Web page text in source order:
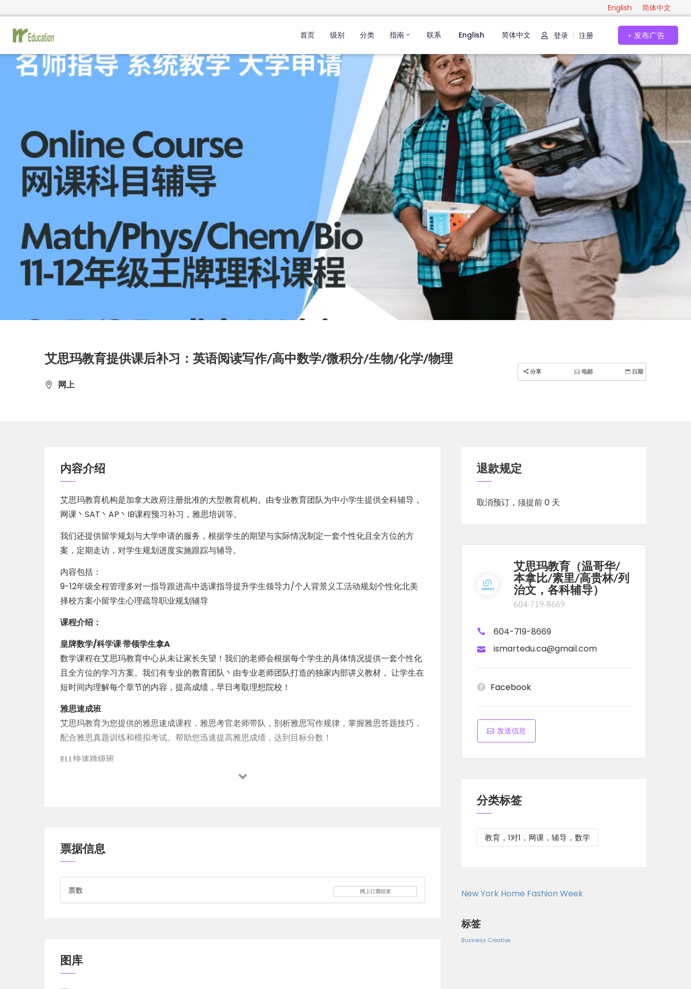
English 简体中文
首页 级别 分类 指南 联系 English 简体中文 登录 注册 发布广告
艾思玛教育提供课后补习：英语阅读写作/高中数学/微积分/生物/化学/物理
网上
分享 电邮 日期
内容介绍
艾思玛教育机构是加拿大政府注册批准的大型教育机构。由专业教育团队为中小学生提供全科辅导，
网课丶SAT丶AP丶IB课程预习补习，雅思培训等。
我们还提供留学规划与大学申请的服务，根据学生的期望与实际情况制定一套个性化且全方位的方
案，定期走访，对学生规划进度实施跟踪与辅导。
内容包括：
9-12年级全程管理多对一指导跟进高中选课指导提升学生领导力/个人背景义工活动规划个性化北美
择校方案小留学生心理疏导职业规划辅导
课程介绍：
皇牌数学/科学课 带领学生拿A
数学课程在艾思玛教育中心从未让家长失望！我们的老师会根据每个学生的具体情况提供一套个性化
且全方位的学习方案。我们有专业的教育团队丶由专业老师团队打造的独家内部讲义教材， 让学生在
短时间内理解每个章节的内容，提高成绩，早日考取理想院校！
雅思速成班
艾思玛教育为您提供的雅思速成课程，雅思考官老师带队，剖析雅思写作规律，掌握雅思答题技巧，
配合雅思真题训练和模拟考试。帮助您迅速提高雅思成绩，达到目标分数！
ELL快速跳级班
当地有经验的专业老师辅导，熟知ELL体系，配合专业的训练和讲解，帮助学生快速融入当地语言环
物理/化学/生物等AP/IB课程
艾思玛教育学院为您提供了专业的AP/IB课程，1对1精品班，帮助您强化知识，迅速提高学习能力，早
日实现名校梦想！
导。
服务地区：温哥华/本拿比/素里/列治文/高贵林/兰里 等地区
票据信息
票数 网上订票结束
图库
退款规定
取消预订，须提前 0 天
艾思玛教育（温哥华/
本拿比/素里/高贵林/列
治文，各科辅导）
604-719-8669
604-719-8669
ismartedu.ca@gmail.com
Facebook
发送信息
分类标签
教育，1对1，网课，辅导，数学
New York Home Fashion Week
标签
Business Creative